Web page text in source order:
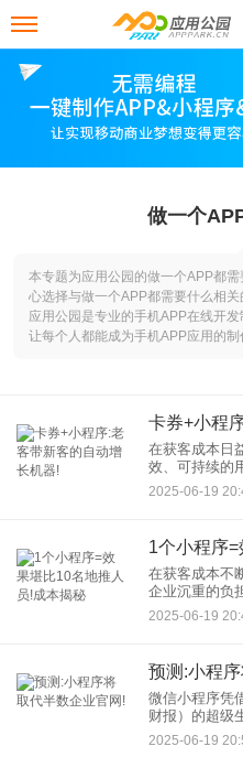
做一个
本专题为应用公园的做一个APP都
心选择与做一个APP都需要什么相关
应用公园是专业的手机APP在线开
让每个人都能成为手机APP应用的制
卡券+小程
在获客成本日
效、可持续的
金法则就是：
售员”。老客
2025-06-19
在获客成本不
企业沉重的负
轻松突破10万
低效覆盖。但
2025-06-19
预测:小程
微信小程序凭
财报）的超级
性，正悄然重
趋势浮现：功
2025-06-19